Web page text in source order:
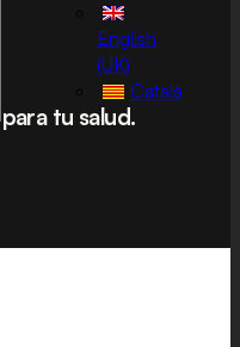
English
(UK)
Català
tu salud.